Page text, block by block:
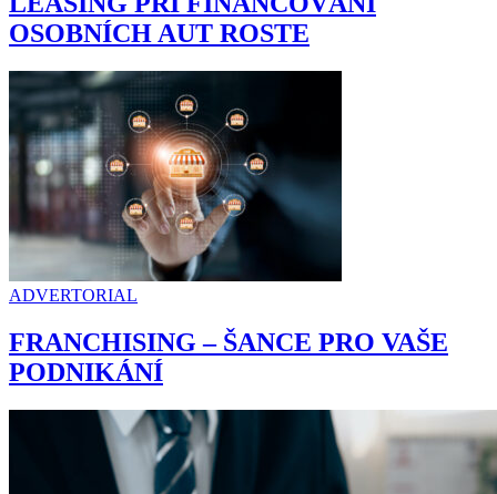
OSOBNÍCH AUT ROSTE
ADVERTORIAL
FRANCHISING – ŠANCE PRO VAŠE
PODNIKÁNÍ